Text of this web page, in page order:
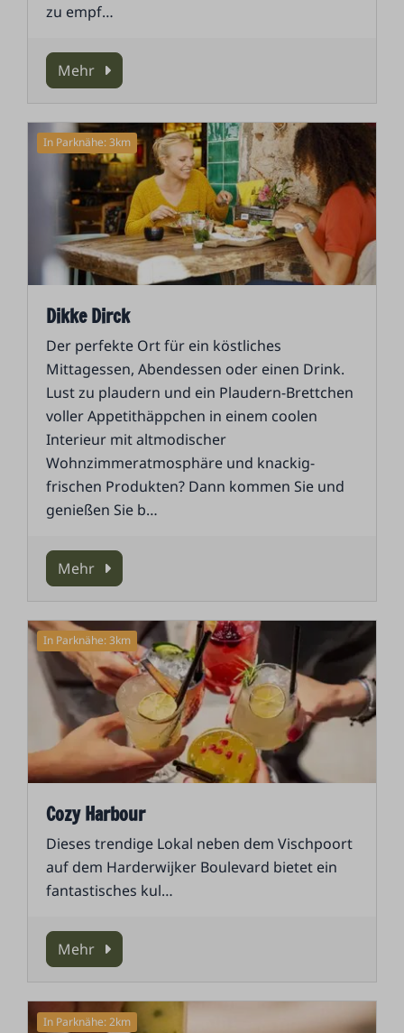
zu empf…
Mehr
In Parknähe: 3km
Dikke Dirck
Der perfekte Ort für ein köstliches
Mittagessen, Abendessen oder einen Drink.
Lust zu plaudern und ein Plaudern-Brettchen
voller Appetithäppchen in einem coolen
Interieur mit altmodischer
Wohnzimmeratmosphäre und knackig-
frischen Produkten? Dann kommen Sie und
genießen Sie b…
Mehr
In Parknähe: 3km
Cozy Harbour
Dieses trendige Lokal neben dem Vischpoort
auf dem Harderwijker Boulevard bietet ein
fantastisches kul…
Mehr
In Parknähe: 2km